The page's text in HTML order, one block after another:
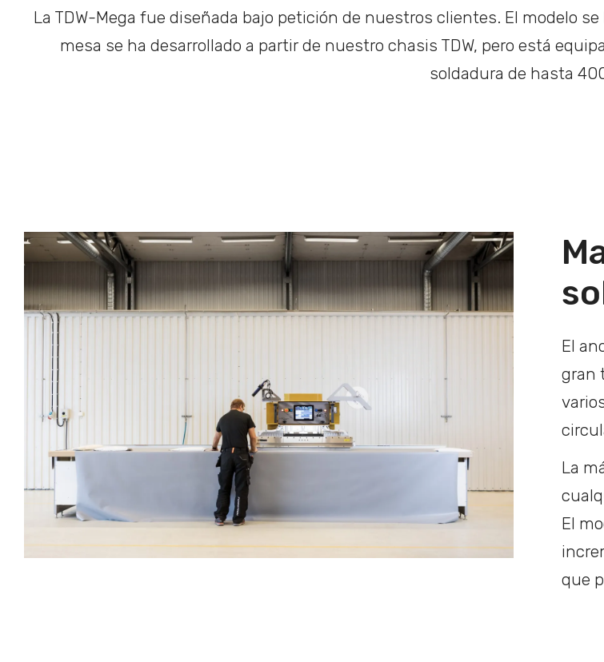
La TDW-Mega fue diseñada bajo petición de nuestros clientes. El modelo
mesa se ha desarrollado a partir de nuestro chasis TDW, pero está
soldadura de hasta
El
gran
La
El
que